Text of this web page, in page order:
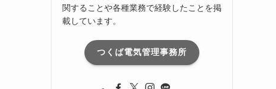
関することや各種業務で経験したことを掲
載しています。
つくば電気管理事務所